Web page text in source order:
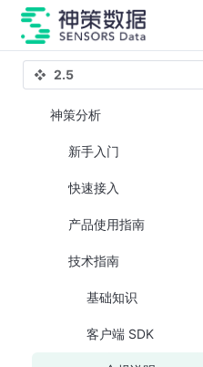
2.5
神策分析
新手入门
快速接入
产品使用指南
技术指南
基础知识
客户端 SDK